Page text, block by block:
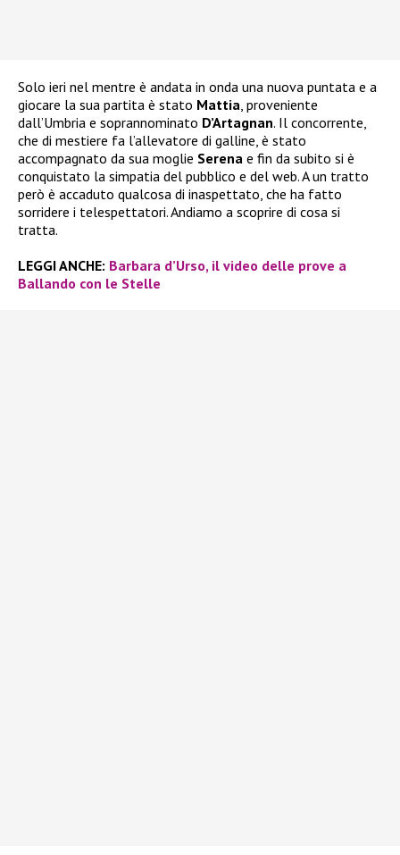
Solo ieri nel mentre è andata in onda una nuova puntata e a
giocare la sua partita è stato Mattia, proveniente
dall’Umbria e soprannominato D’Artagnan. Il concorrente,
che di mestiere fa l’allevatore di galline, è stato
accompagnato da sua moglie Serena e fin da subito si è
conquistato la simpatia del pubblico e del web. A un tratto
però è accaduto qualcosa di inaspettato, che ha fatto
sorridere i telespettatori. Andiamo a scoprire di cosa si
tratta.
LEGGI ANCHE: Barbara d’Urso, il video delle prove a
Ballando con le Stelle